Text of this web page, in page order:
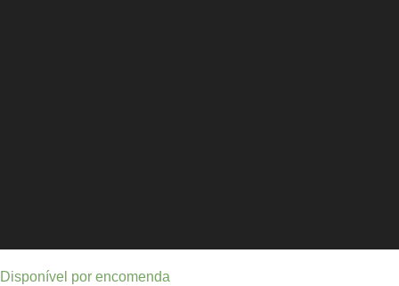
Disponível por encomenda